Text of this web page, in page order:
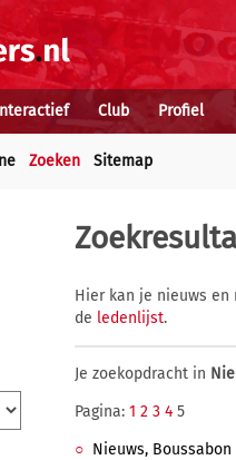
Club Profiel
Zoeken Sitemap
Hier kan je nieuws en
de ledenlijst.
Je zoekopdracht in
Pagina: 1 2 3 4 5
Nieuws,